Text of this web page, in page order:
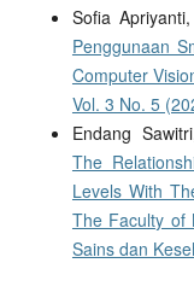
Sofia
Penggunaan
Computer
Vol. 3 No. 5
Endang
The
Levels With
The Faculty of
Sains dan